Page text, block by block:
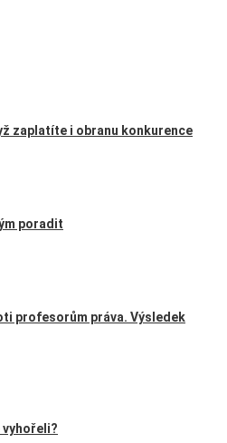
zaplatíte i obranu konkurence
poradit
profesorům práva. Výsledek